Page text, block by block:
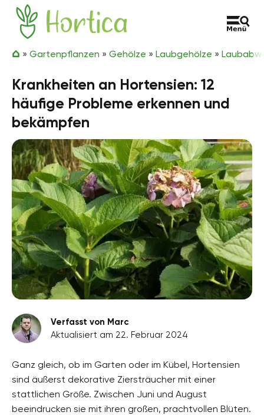
Zum Inhalt springen
Hortica
» Gartenpflanzen » Gehölze » Laubgehölze »
Krankheiten an Hortensien: 12
häufige Probleme erkennen und
bekämpfen
Verfasst von Marc
Aktualisiert am 22. Februar 2024
Ganz gleich, ob im Garten oder im Kübel, Hortensien
sind äußerst dekorative Ziersträucher mit einer
stattlichen Größe. Zwischen Juni und August
beeindrucken sie mit ihren großen, prachtvollen Blüten.